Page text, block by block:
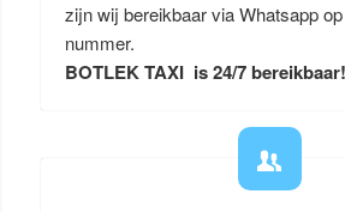
zijn wij bereikbaar via Whatsapp
nummer.
BOTLEK TAXI is 24/7 bereikbaar!